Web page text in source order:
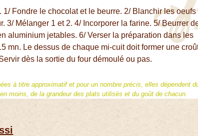
1/ Fondre le chocolat et le beurre. 2/ Blanchir les oeufs
3/ Mélanger 1 et 2. 4/ Incorporer la farine. 5/ Beurrer
aluminium jetables. 6/ Verser la préparation dans les
mn. Le dessus de chaque mi-cuit doit former une
dès la sortie du four démoulé ou pas.
à titre approximatif et pour un nombre précis, elles dépendent
moins, de la grandeur des plats utilisés et du goût de chacun.